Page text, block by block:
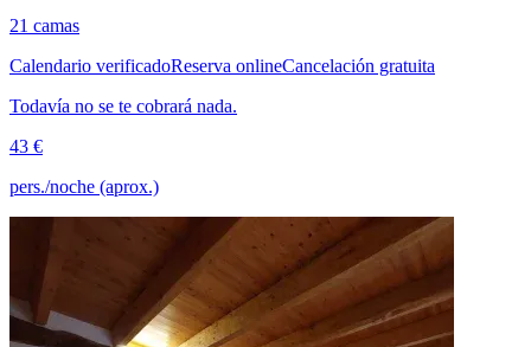
21 camas
Calendario verificadoReserva onlineCancelación gratuita
Todavía no se te cobrará nada.
43 €
pers./noche (aprox.)